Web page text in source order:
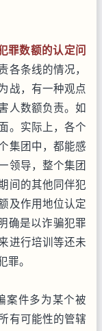
罪数额的认定问
各条线的情况，
战，有一种观点
人数额负责。如
。实际上，各个
集团中，都能感
领导，整个集团
间的其他同伴犯
及作用地位认定
确是以诈骗犯罪
进行培训等还未
。
案件多为某个被
有可能性的管辖